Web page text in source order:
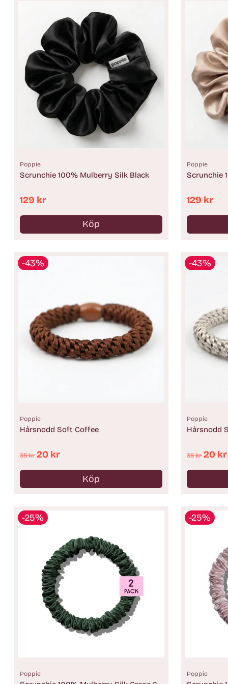
Poppie
Scrunchie 100% Mulberry Silk Black
129 kr
Köp
Antal
Poppie
Scrunchie
129 kr
Antal
-43%
Poppie
Hårsnodd Soft Coffee
Ordinarie
pris
35 kr 20 kr
Köp
Antal
-43%
Poppie
Hårsnodd
pris
35 kr 20 kr
Antal
-25%
Poppie
-25%
Poppie